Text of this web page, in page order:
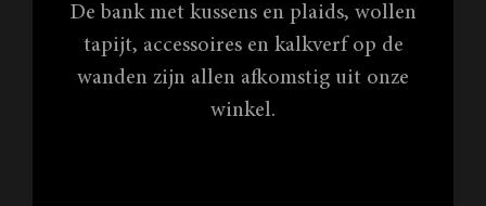
De bank met kussens en plaids, wollen
tapijt, accessoires en kalkverf op de
wanden zijn allen afkomstig uit onze
winkel.